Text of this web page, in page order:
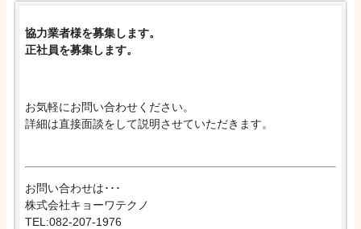
協力業者様を募集します。
正社員を募集します。
お気軽にお問い合わせください。
詳細は直接面談をして説明させていただきます。
お問い合わせは･･･
株式会社キョーワテクノ
TEL:082-207-1976